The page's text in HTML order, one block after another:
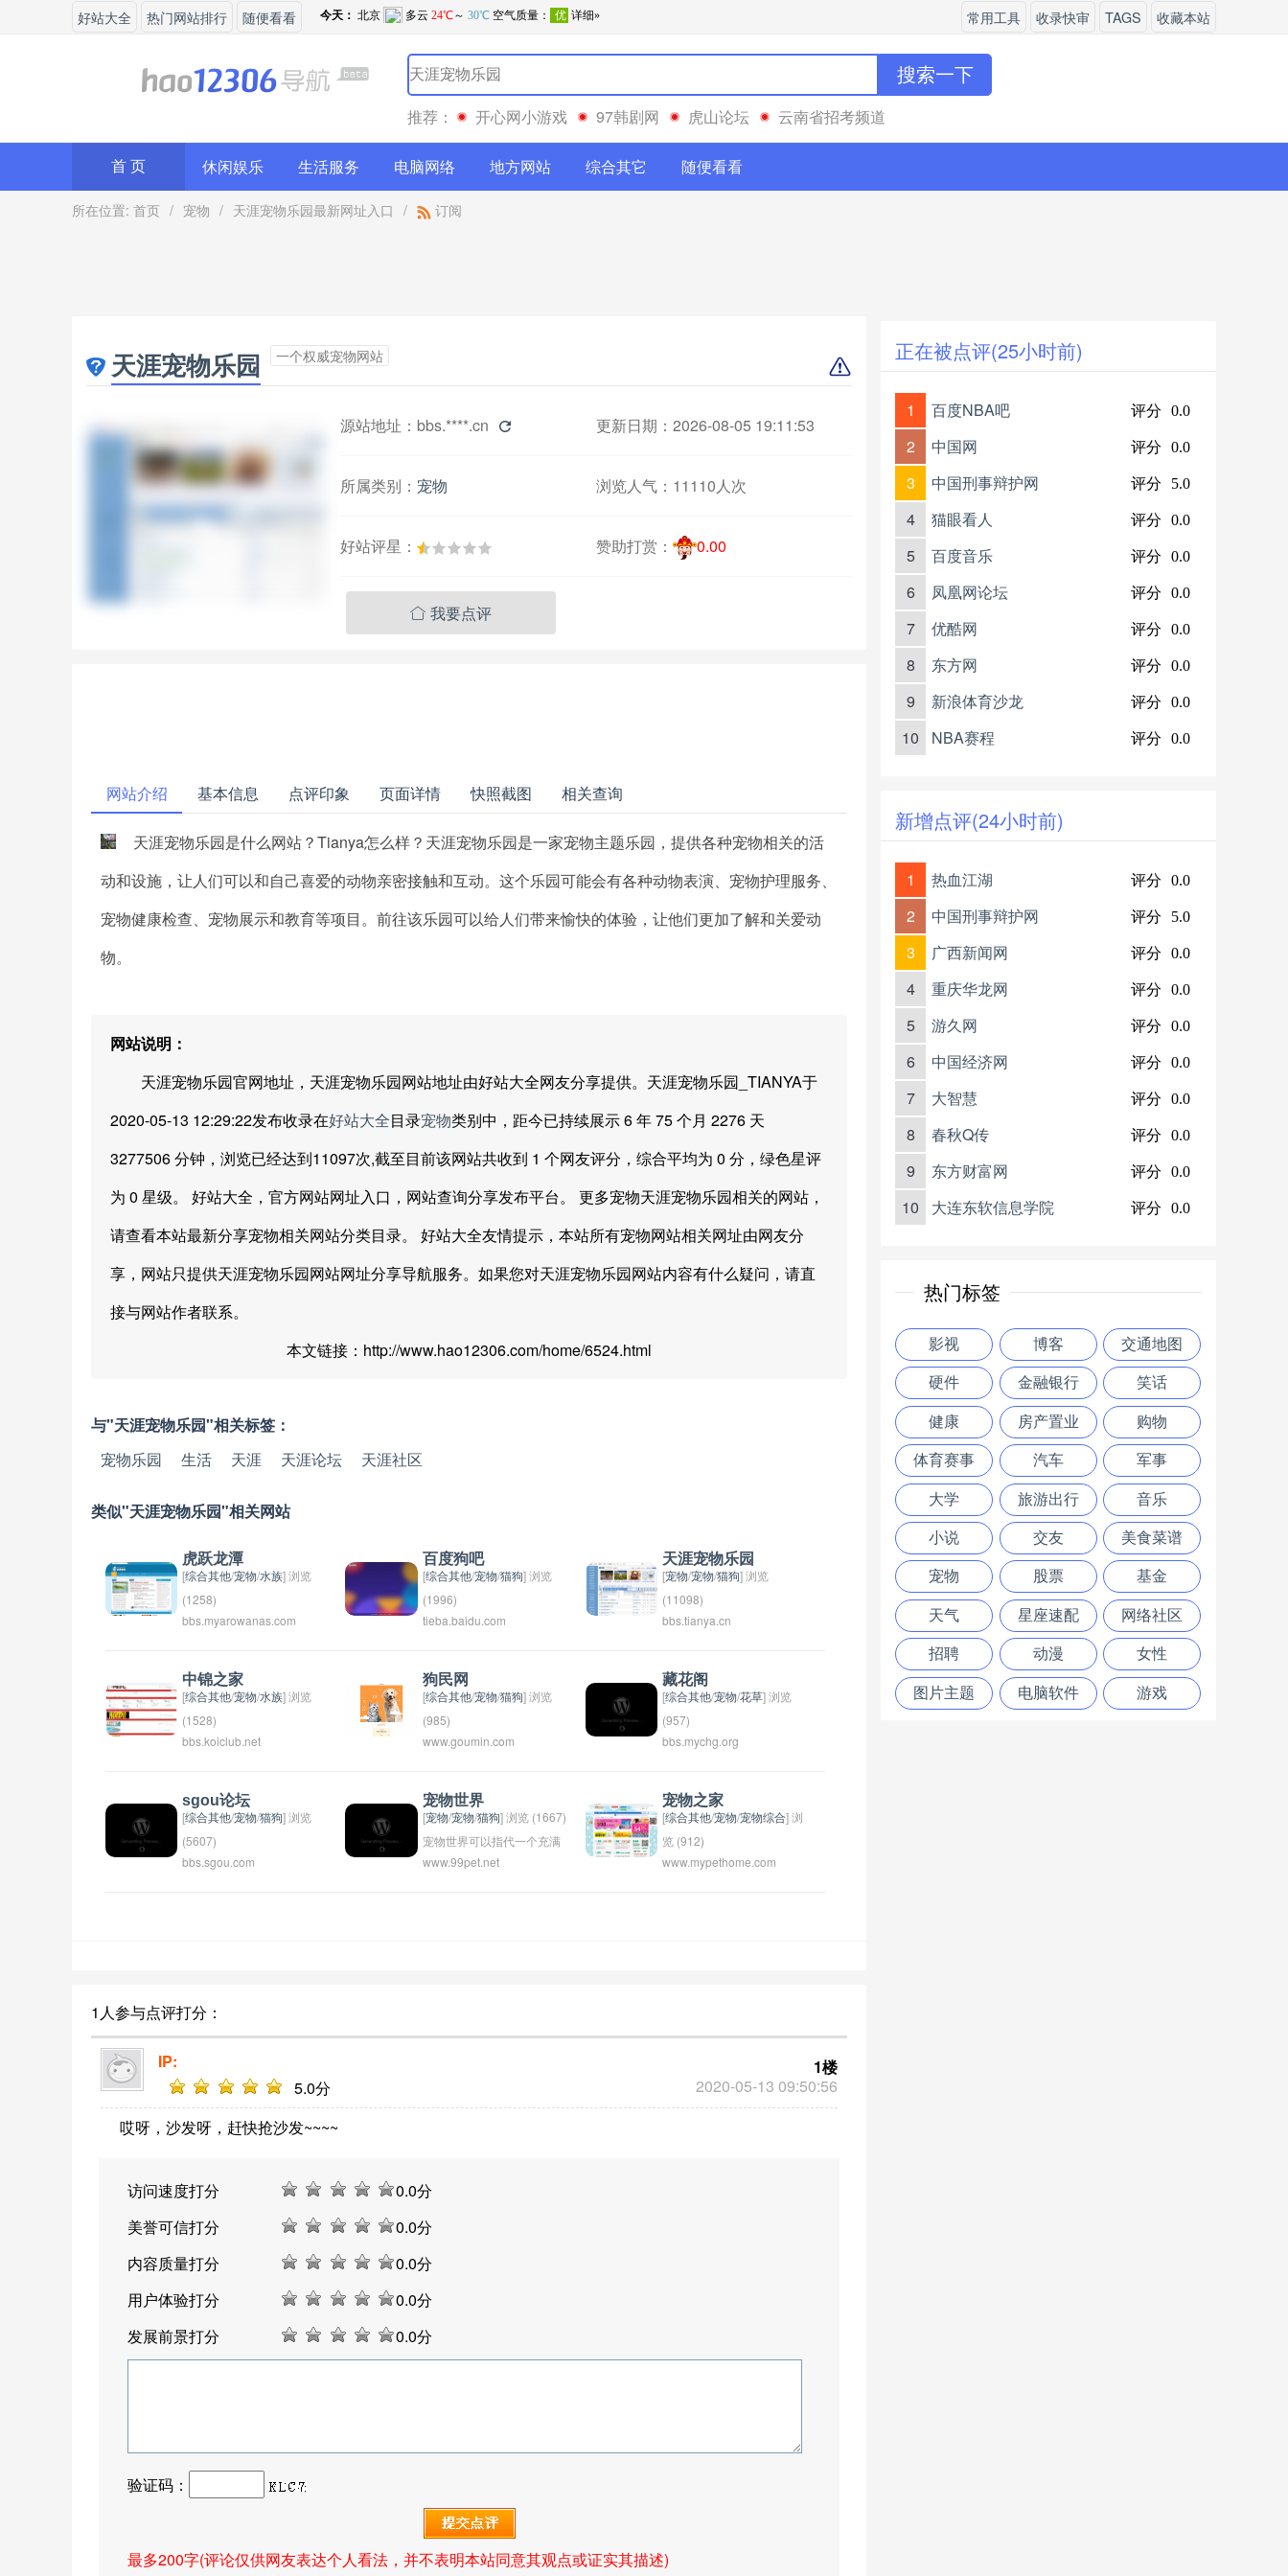
好站大全 热门网站排行 随便看看 常用工具 收录快审 TAGS 收藏本站
搜索一下
推荐： 开心网小游戏 97韩剧网 虎山论坛 云南省招考频道
首 页 休闲娱乐 生活服务 电脑网络 地方网站 综合其它 随便看看
所在位置: 首页 / 宠物 / 天涯宠物乐园最新网址入口 / 订阅
天涯宠物乐园 一个权威宠物网站
源站地址： bbs.****.cn  更新日期：2026-08-05 19:11:53
所属类别： 宠物 浏览人气： 11110人次
好站评星： 赞助打赏： 0.00
 我要点评
网站介绍 基本信息 点评印象 页面详情 快照截图 相关查询
天涯宠物乐园是什么网站？Tianya怎么样？天涯宠物乐园是一家宠物主题乐园，提供各种宠物相关的活
动和设施，让人们可以和自己喜爱的动物亲密接触和互动。这个乐园可能会有各种动物表演、宠物护理服务、
宠物健康检查、宠物展示和教育等项目。前往该乐园可以给人们带来愉快的体验，让他们更加了解和关爱动
物。
网站说明：
天涯宠物乐园官网地址，天涯宠物乐园网站地址由好站大全网友分享提供。天涯宠物乐园_TIANYA于
2020-05-13 12:29:22发布收录在好站大全目录宠物类别中，距今已持续展示 6 年 75 个月 2276 天
3277506 分钟，浏览已经达到11097次,截至目前该网站共收到 1 个网友评分，综合平均为 0 分，绿色星评
为 0 星级。 好站大全，官方网站网址入口，网站查询分享发布平台。 更多宠物天涯宠物乐园相关的网站，
请查看本站最新分享宠物相关网站分类目录。 好站大全友情提示，本站所有宠物网站相关网址由网友分
享，网站只提供天涯宠物乐园网站网址分享导航服务。如果您对天涯宠物乐园网站内容有什么疑问，请直
接与网站作者联系。
本文链接：http://www.hao12306.com/home/6524.html
与"天涯宠物乐园"相关标签：
宠物乐园
生活 天涯 天涯论坛 天涯社区
类似"天涯宠物乐园"相关网站
虎跃龙潭
[综合其他/宠物/水族] 浏览
(1258)
虎跃龙潭作为专业水族综合
业论坛，自2001年创站至今
已历12年。提供从论坛交流
到网站、水族商城、龙鱼芯
片查询系统的全方位立体式
bbs.myarowanas.com
百度狗吧
[综合其他/宠物/猫狗] 浏览
(1996)
tieba.baidu.com
天涯宠物乐园
[宠物/宠物/猫狗] 浏览
(11098)
天涯宠物乐园是一家宠物主
的活动和设施，让人们可以
和自己喜爱的动物亲密接触
和互动。这个乐园可能会有
各种动物表演、宠物护理服
示和教育等项目。前往该乐
园可以给人们带来愉快的体
验，让他们更加了解和关爱
动物。
bbs.tianya.cn
中锦之家
[综合其他/宠物/水族] 浏览
(1528)
中锦之家是一个社区、酒店
种类型的建筑物，需要更多
的背景信息才能确定。
bbs.koiclub.net
狗民网
[综合其他/宠物/猫狗] 浏览
(985)
狗民网 (Gǒu mín wǎng) is a
focuses on topics related to
dogs, such as dog care,
training, breeds, and
health. It is a popular online
www.goumin.com
藏花阁
[综合其他/宠物/花草] 浏览
(957)
藏花阁是一个诗意的名字，
园或者花园中的一座小亭
子。这个名字可以用来命名
花店、花园景点或者设计公
司等与花卉相关的业务。它
bbs.mychg.org
sgou论坛
[综合其他/宠物/猫狗] 浏览
(5607)
一个中文社区论坛，提供讨
扩大用户交流和社区建设。
bbs.sgou.com
宠物世界
[宠物/宠物/猫狗] 浏览 (1667)
宠物世界可以指代一个充满
各种各样宠物的世界，也可
系，分享养宠心得和经验。
处。
www.99pet.net
宠物之家
[综合其他/宠物/宠物综合] 浏
览 (912)
宠物之家可能指的是一个专
容、寄养和医疗服务等。这
提供全方位服务的地方。
www.mypethome.com
1人参与点评打分：
2020-05-13 09:50:56
1楼
IP:
5.0分
哎呀，沙发呀，赶快抢沙发~~~~
访问速度打分 0.0分
美誉可信打分
0.0分
内容质量打分
0.0分
用户体验打分
0.0分
发展前景打分
0.0分
验证码：
最多200字(评论仅供网友表达个人看法，并不表明本站同意其观点或证实其描述)
正在被点评(25小时前)
1 百度NBA吧 评分 0.0
2 中国网 评分 0.0
3 中国刑事辩护网 评分 5.0
4 猫眼看人 评分 0.0
5 百度音乐 评分 0.0
6 凤凰网论坛 评分 0.0
7 优酷网 评分 0.0
8 东方网 评分 0.0
9 新浪体育沙龙 评分 0.0
10 NBA赛程 评分 0.0
新增点评(24小时前)
1 热血江湖 评分 0.0
2 中国刑事辩护网 评分 5.0
3 广西新闻网 评分 0.0
4 重庆华龙网 评分 0.0
5 游久网 评分 0.0
6 中国经济网 评分 0.0
7 大智慧 评分 0.0
8 春秋Q传 评分 0.0
9 东方财富网 评分 0.0
10 大连东软信息学院 评分 0.0
热门标签
影视 博客 交通地图
硬件 金融银行 笑话
健康 房产置业 购物
体育赛事 汽车 军事
大学 旅游出行 音乐
小说 交友 美食菜谱
宠物 股票 基金
天气 星座速配 网络社区
招聘 动漫 女性
图片主题 电脑软件 游戏